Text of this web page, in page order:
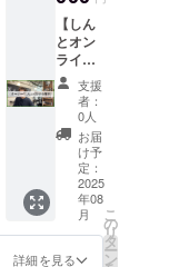
、幅
5.1mm
～8mm
の場
合：
2.0mm
2.8mm
・コー
ティン
グは施
されて
おりま
もので
はあり
ません
・参加
期間：
2026年
5月〜
2026年
10月 ・
提供方
法：プ
ロジェ
クト終
に、
ン購入
後、実
施日程
を調整
させて
頂きま
す（日
程調整
の有効
期限：
2025年
7月～
2025年
8月末）
・同じ
ル）を
見学し
ながら
お話し
た後、
牛タン
ランチ
を楽し
む企画
（牛タ
ン以外
も可）
・ジュ
エリー
制作や
【しん
とオン
ライン
で30分
話せる
権利】
代表：
古澤
（し
ん）と
30分話
せる権
利で
す！ 制
支援
者：
0人
お届
け予
定：
2025
年08
月
詳細を見る
こ
の
リ
タ
ー
ン